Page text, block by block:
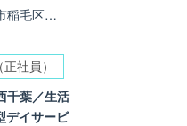
稲毛区…
社員）
千葉／生活
デイサービ